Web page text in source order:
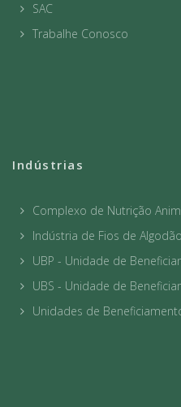
SAC
Trabalhe Conosco
Indústrias
Complexo de Nutrição
Indústria de Fios de
UBP - Unidade de
UBS - Unidade de
Unidades de